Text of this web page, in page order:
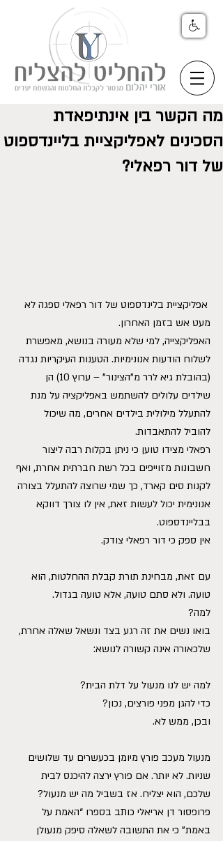
מה הקשר בין אינתיפאדת
הסכינים לאפליקציית בליינדספוט
של דור רפאלי?
אפליקציית בלינדספוט של דור רפאלי ספגה לא
מעט אש בזמן האחרון.
האפליקצייה, למי שלא מעורה בנושא, מאפשרת
לשלוח הודעות אנונימיות. הטענות העיקריות נגדה
(בהובלת גיא לרר מ”הצינור” – ערוץ 10) הן
שילדים עלולים להשתמש באפליקציה על מנת
להתעלל מילולית בילדים אחרים, מה שיכול
להוביל להתאבדות.
רפאלי מצידו טוען כי ניתן בקלות רבה ליצור
חשבונות מזוייפים בכל רשת חברתית אחרת, ואף
לקנות סים קארד, כך שמי שרוצה להתעלל בצורה
אנונימית יכול לעשות זאת, אין לו צורך דווקא
בבליינדספוט.
אין ספק כי דור רפאלי צודק.
עם זאת, מבחינת תורת קבלת ההחלטות, הוא
טועה. ולא סתם טועה, אלא טועה בגדול.
למה?
בואו נשים את זה רגע בצד ונשאל שאלה אחרת,
שלכאורה אינה קשורה לנושא:
למה יש לנו מנעול על דלת הבית?
כדי להגן מפני פורצים, נכון?
ובכן, ממש לא.
מנעול מעכב פורץ מיומן בכעשרים עד שלושים
שניות. לא יותר. אם פורץ ירצה להיכנס לבית
שלכם, הוא יצליח. אז בשביל מה יש מנעול?
פרופסור דן אריאלי כותב בספרו “האמת על
באמת” כי את התשובה לשאלה סיפק מנעולן